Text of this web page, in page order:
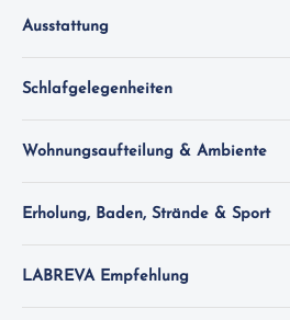
Ausstattung
Schlafgelegenheiten
Wohnungsaufteilung & Ambiente
Erholung, Baden, Strände & Sport
LABREVA Empfehlung